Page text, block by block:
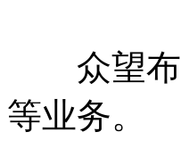
众望布
等业务。